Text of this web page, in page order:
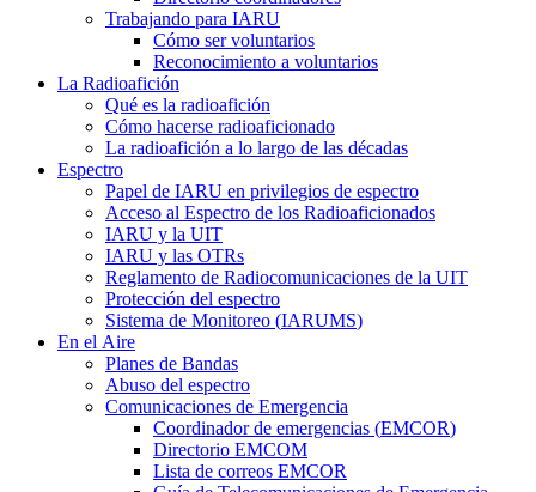
Trabajando para IARU
Cómo ser voluntarios
Reconocimiento a voluntarios
La Radioafición
Qué es la radioafición
Cómo hacerse radioaficionado
La radioafición a lo largo de las décadas
Espectro
Papel de IARU en privilegios de espectro
Acceso al Espectro de los Radioaficionados
IARU y la UIT
IARU y las OTRs
Reglamento de Radiocomunicaciones de la UIT
Protección del espectro
Sistema de Monitoreo (IARUMS)
En el Aire
Planes de Bandas
Abuso del espectro
Comunicaciones de Emergencia
Coordinador de emergencias (EMCOR)
Directorio EMCOM
Lista de correos EMCOR